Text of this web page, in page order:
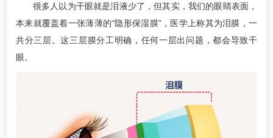
很多人以为干眼就是泪液少了，但其实，我们的眼睛表面，
本来就覆盖着一张薄薄的“隐形保湿膜”，医学上称其为泪膜，一
共分三层。这三层膜分工明确，任何一层出问题，都会导致干
眼。